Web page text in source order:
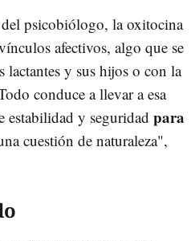
del psicobiólogo, la oxitocina
afectivos, algo que se
lactantes y sus hijos o con la
conduce a llevar a esa
estabilidad y seguridad para
cuestión de naturaleza",